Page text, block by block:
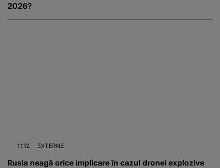
2026?
11:12 EXTERNE
Rusia neagă orice implicare în cazul dronei explozive